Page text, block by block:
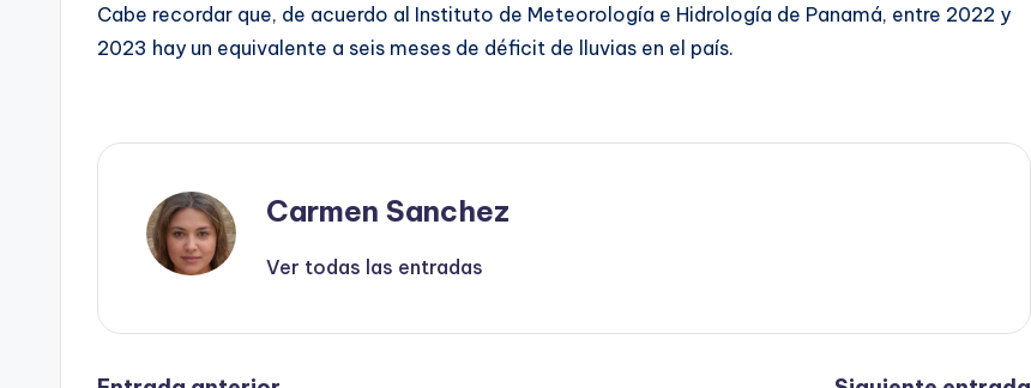
Cabe recordar que, de acuerdo al Instituto de Meteorología e Hidrología de Panamá, entre 2022 y
2023 hay un equivalente a seis meses de déficit de lluvias en el país.
Carmen Sanchez
Ver todas las entradas